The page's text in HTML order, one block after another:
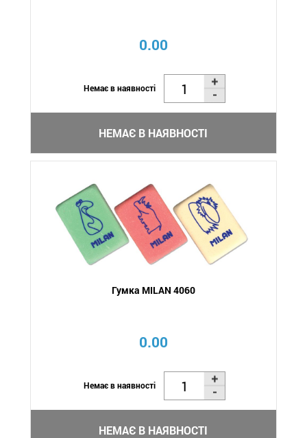
0.00
Немає в наявності
НЕМАЄ В НАЯВНОСТІ
Гумка MILAN 4060
0.00
Немає в наявності
НЕМАЄ В НАЯВНОСТІ